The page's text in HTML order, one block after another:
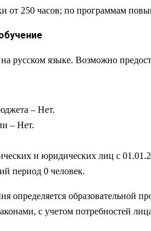
от 250 часов; по программам
языке. Возможно
– Нет.
– Нет.
и юридических лиц с
период 0 человек.
определяется
с учетом потребностей